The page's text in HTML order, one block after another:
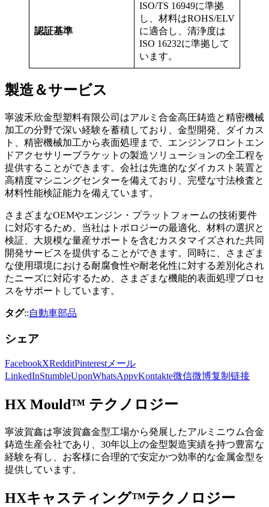
認証基準
ISO/TS 16949に準拠
し、材料はROHS/ELV
に適合し、清浄度は
ISO 16232に準拠して
います。
製造＆サービス
寧波禾欣金型塑料有限公司はアルミ合金高圧鋳造と精密機械
加工の分野で深い経験を蓄積しており、金型開発、ダイカス
ト、精密機械加工から表面処理まで、エンジンフロントエン
ドアクセサリーブラケットの製造ソリューションの全工程を
提供することができます。会社は先進的なダイカスト装置と
高精度マシニングセンターを備えており、完璧な寸法検査と
材料性能検証能力を備えています。
さまざまなOEMやエンジン・プラットフォームの技術要件
に対応するため、当社はトポロジーの最適化、材料の選択と
検証、大規模な量産サポートを含むカスタマイズされた共同
開発サービスを提供することができます。同時に、さまざま
な使用環境における耐腐食性や耐老化性に対する差別化され
たニーズに対応するため、さまざまな機能的表面処理プロセ
スをサポートしています。
タグ::自動車部品
シェア
FacebookXRedditPinterestメール
LinkedInStumbleUponWhatsAppvKontakte微信微博复制链接
HX Mould™ テクノロジー
寧波賀鑫は寧波賀鑫金型工場から発展したアルミニウム合金
鋳造生産会社であり、30年以上の金型製造実績を持つ豊富な
経験を有し、お客様に合理的で安定かつ効率的な金属金型を
提供しています。
HXキャスティング™テクノロジー